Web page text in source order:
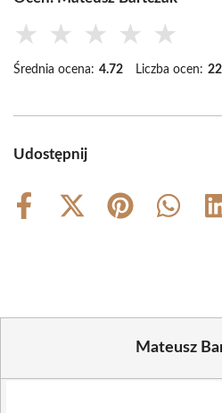
★ ★ ★ ★ ★
Średnia ocena: 4.72 Liczba ocen: 22
Udostępnij
Share
Share
Share
Share
Mateusz